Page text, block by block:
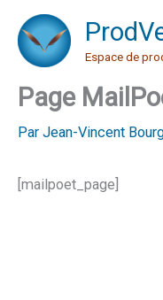
contenu
Espace de
Page
Par Jean-Vincent
[mailpoet_page]